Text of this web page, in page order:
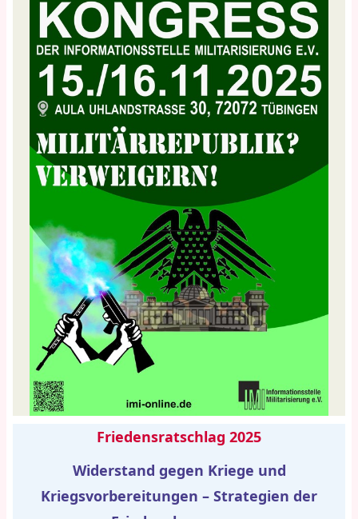
Friedensratschlag 2025
Widerstand gegen Kriege und
Kriegsvorbereitungen – Strategien der